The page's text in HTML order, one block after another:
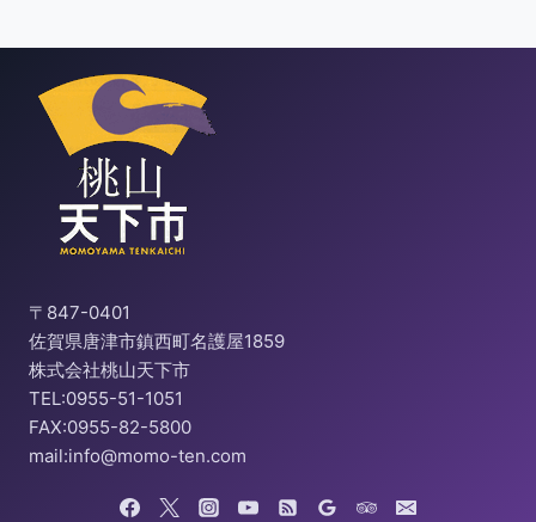
〒847-0401
佐賀県唐津市鎮西町名護屋1859
株式会社桃山天下市
TEL:0955-51-1051
FAX:0955-82-5800
mail:info@momo-ten.com